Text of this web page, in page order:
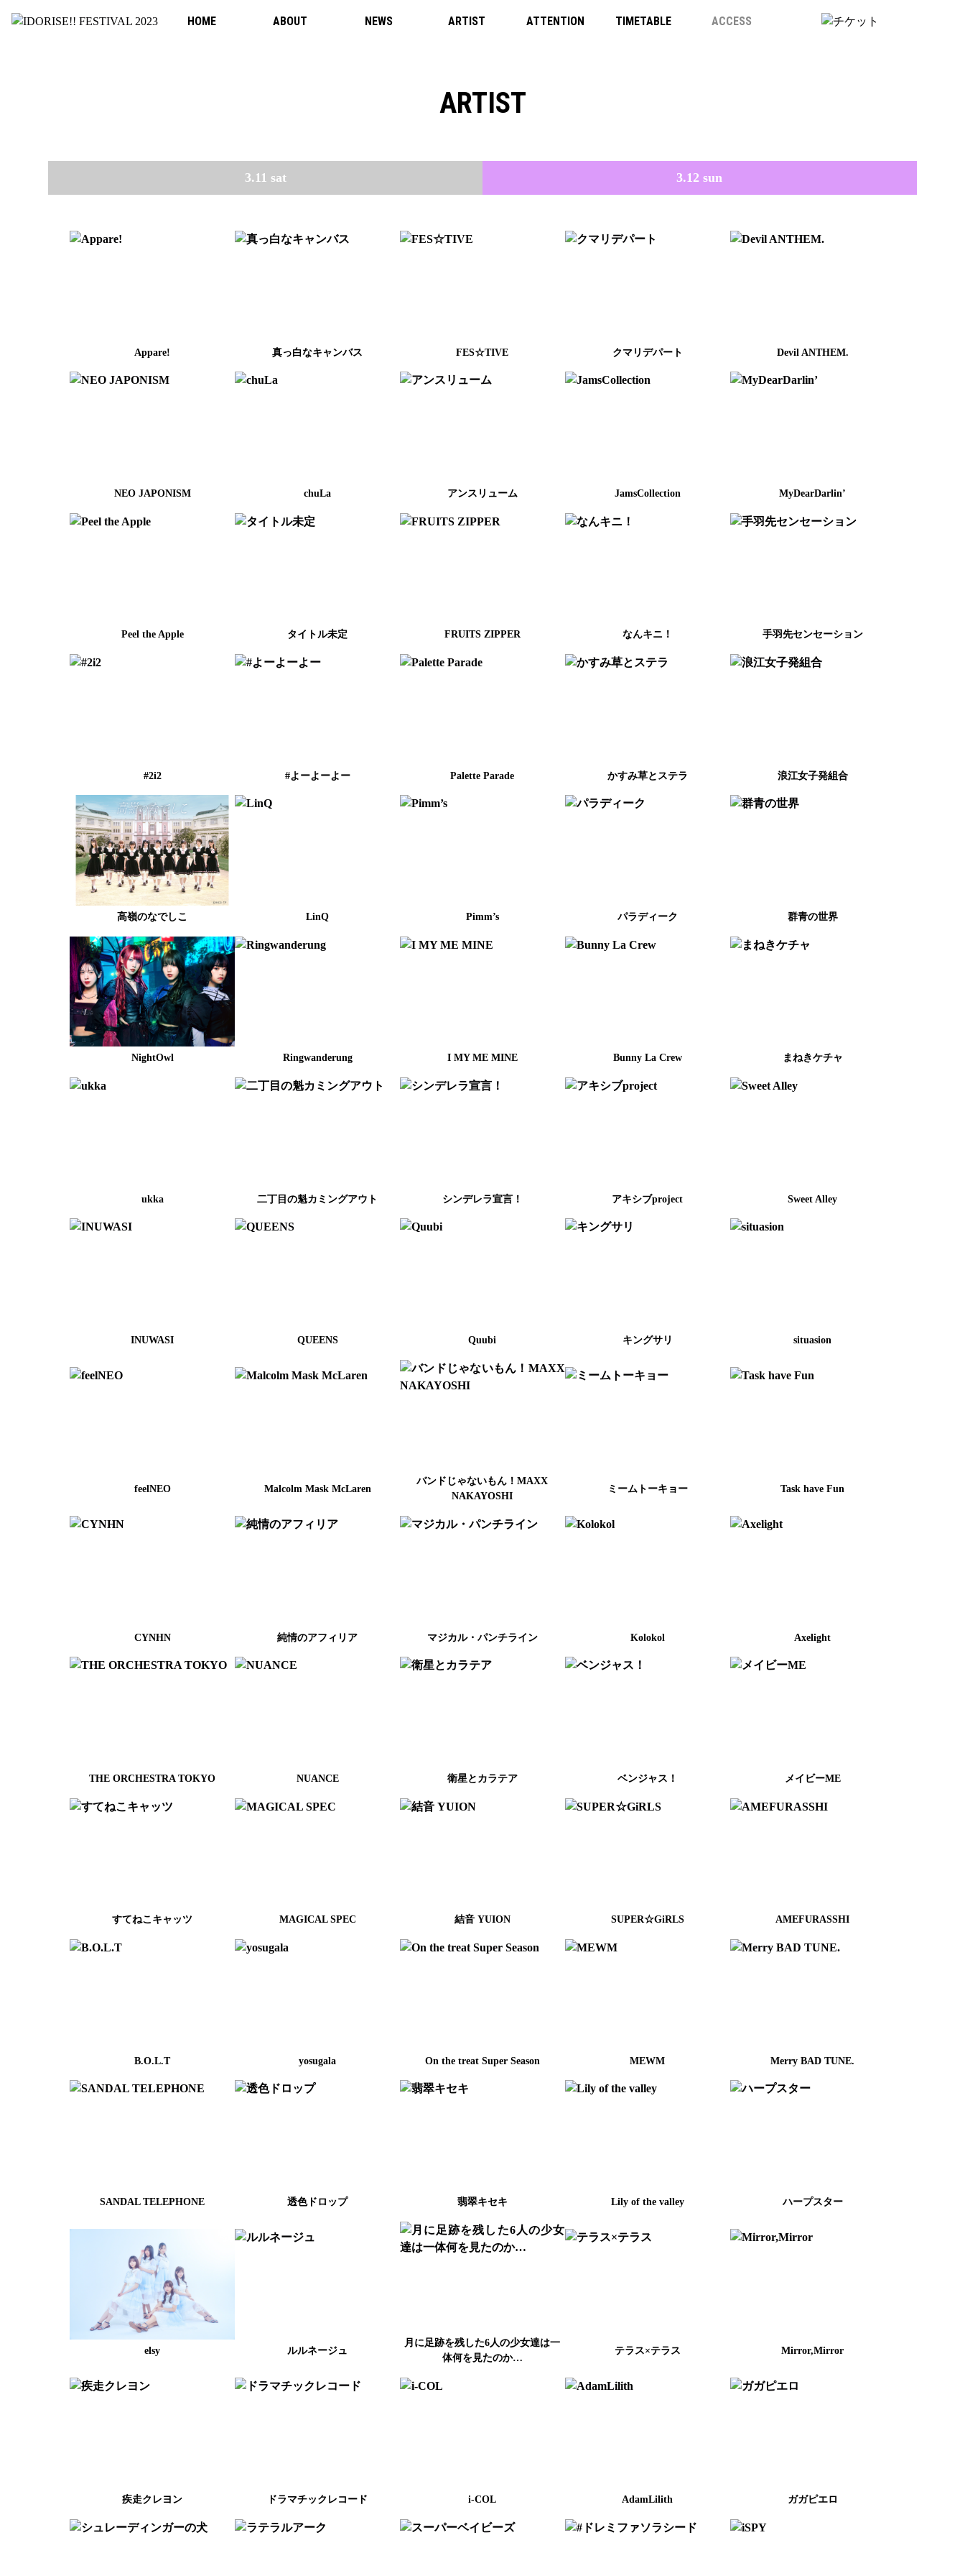
HOME ABOUT NEWS ARTIST ATTENTION TIMETABLE ACCESS
ARTIST
3.11 sat 3.12 sun
Appare! 真っ白なキャンバス FES☆TIVE クマリデパート Devil ANTHEM.
NEO JAPONISM chuLa アンスリューム JamsCollection MyDearDarlin’
Peel the Apple タイトル未定 FRUITS ZIPPER なんキニ！ 手羽先センセーション
#2i2 #よーよーよー Palette Parade かすみ草とステラ 浪江女子発組合
高嶺のなでしこ LinQ Pimm’s パラディーク 群⻘の世界
NightOwl Ringwanderung I MY ME MINE Bunny La Crew まねきケチャ
ukka 二丁目の魁カミングアウト シンデレラ宣言！ アキシブproject Sweet Alley
INUWASI QUEENS Quubi キングサリ situasion
feelNEO Malcolm Mask McLaren
バンドじゃないもん！MAXX
NAKAYOSHI
ミームトーキョー Task have Fun
CYNHN 純情のアフィリア マジカル・パンチライン Kolokol Axelight
THE ORCHESTRA TOKYO NUANCE 衛星とカラテア ベンジャス！ メイビーME
すてねこキャッツ MAGICAL SPEC 結音 YUION SUPER☆GiRLS AMEFURASSHI
B.O.L.T yosugala On the treat Super Season MEWM Merry BAD TUNE.
SANDAL TELEPHONE 透色ドロップ 翡翠キセキ Lily of the valley ハープスター
elsy ルルネージュ
月に足跡を残した6人の少女達は一
体何を見たのか…
テラス×テラス Mirror,Mirror
疾走クレヨン ドラマチックレコード i-COL AdamLilith ガガピエロ